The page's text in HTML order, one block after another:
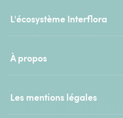
L'écosystème Interflora
À propos
Les mentions légales